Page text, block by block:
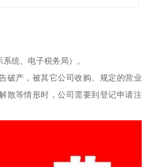
统、电子税务局）。
破产，被其它公司收购、规定的营业
散等情形时，公司需要到登记申请注